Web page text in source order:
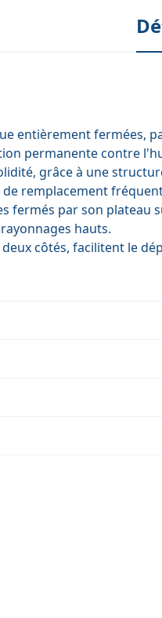
entièrement
permanente contre
grâce à une
remplacement
fermés par son
hauts.
côtés, facilitent le